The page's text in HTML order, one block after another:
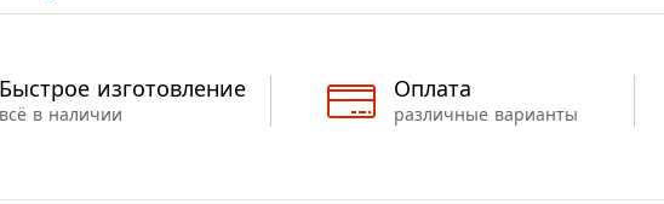
Быстрое изготовление
всё в наличии
Оплата
различные варианты